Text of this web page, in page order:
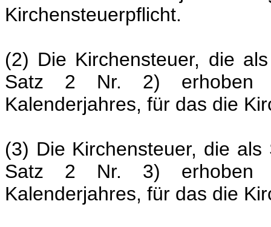
Kirchensteuerpflicht.
(2) Die Kirchensteuer, die
Satz 2 Nr. 2) erhoben
Kalenderjahres, für das die
(3) Die Kirchensteuer, die
Satz 2 Nr. 3) erhoben
Kalenderjahres, für das die